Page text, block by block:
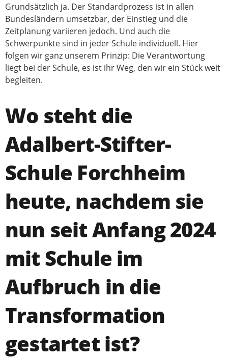
Grundsätzlich ja. Der Standardprozess ist in allen
Bundesländern umsetzbar, der Einstieg und die
Zeitplanung variieren jedoch. Und auch die
Schwerpunkte sind in jeder Schule individuell. Hier
folgen wir ganz unserem Prinzip: Die Verantwortung
liegt bei der Schule, es ist ihr Weg, den wir ein Stück weit
begleiten.
Wo steht die
Adalbert-Stifter-
Schule Forchheim
heute, nachdem sie
nun seit Anfang 2024
mit Schule im
Aufbruch in die
Transformation
gestartet ist?